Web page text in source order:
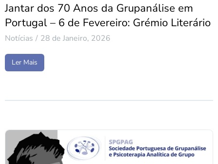
Jantar dos 70 Anos da Grupanálise em
Portugal – 6 de Fevereiro: Grémio Literário
Notícias 28 de Janeiro, 2026
Ler Mais